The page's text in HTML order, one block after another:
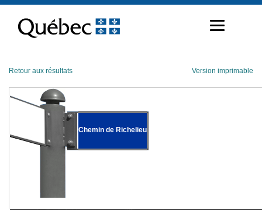
contenu
Retour aux résultats Version imprimable
Chemin de Richelieu